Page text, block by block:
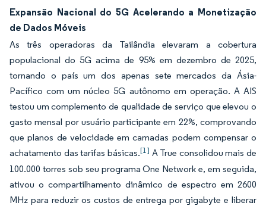
Expansão Nacional do 5G Acelerando a Monetização
de Dados Móveis
As três operadoras da Tailândia elevaram a cobertura
populacional do 5G acima de 95% em dezembro de 2025,
tornando o país um dos apenas sete mercados da Ásia-
Pacífico com um núcleo 5G autônomo em operação. A AIS
testou um complemento de qualidade de serviço que elevou o
gasto mensal por usuário participante em 22%, comprovando
que planos de velocidade em camadas podem compensar o
achatamento das tarifas básicas.[1] A True consolidou mais de
100.000 torres sob seu programa One Network e, em seguida,
ativou o compartilhamento dinâmico de espectro em 2600
MHz para reduzir os custos de entrega por gigabyte e liberar